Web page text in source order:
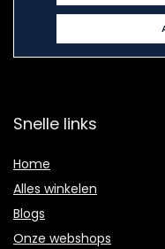
Snelle links
Home
Alles winkelen
Blogs
Onze webshops